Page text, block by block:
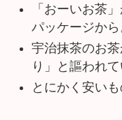
「おーいお茶
パッケージから
宇治抹茶のお
り」と謳われて
とにかく安い